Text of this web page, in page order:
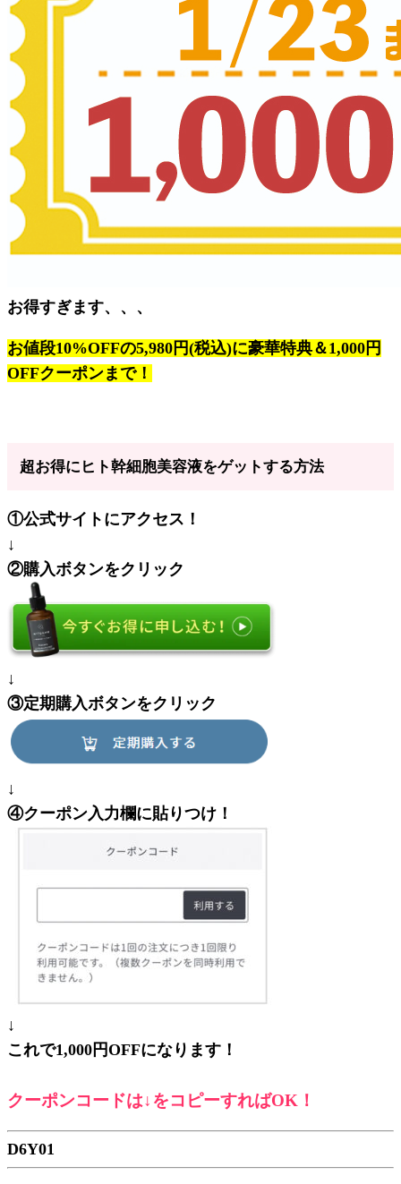
お得すぎます、、、
お値段10%OFFの5,980円(税込)に豪華特典＆1,000円
OFFクーポンまで！
超お得にヒト幹細胞美容液をゲットする方法
①公式サイトにアクセス！
↓
②購入ボタンをクリック
↓
③定期購入ボタンをクリック
↓
④クーポン入力欄に貼りつけ！
↓
これで1,000円OFFになります！
クーポンコードは↓をコピーすればOK！
D6Y01